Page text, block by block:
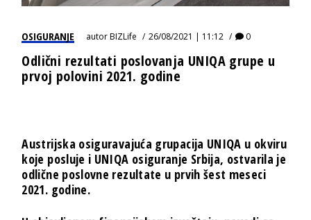
OSIGURANJE autorBIZLife 26/08/2021 | 11:12 0
Odlični rezultati poslovanja UNIQA grupe u
prvoj polovini 2021. godine
Austrijska osiguravajuća grupacija UNIQA u okviru
koje posluje i UNIQA osiguranje Srbija, ostvarila je
odlične poslovne rezultate u prvih šest meseci
2021. godine.